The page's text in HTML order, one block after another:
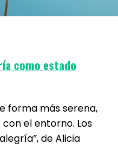
como estado
forma más serena,
el entorno. Los
de Alicia